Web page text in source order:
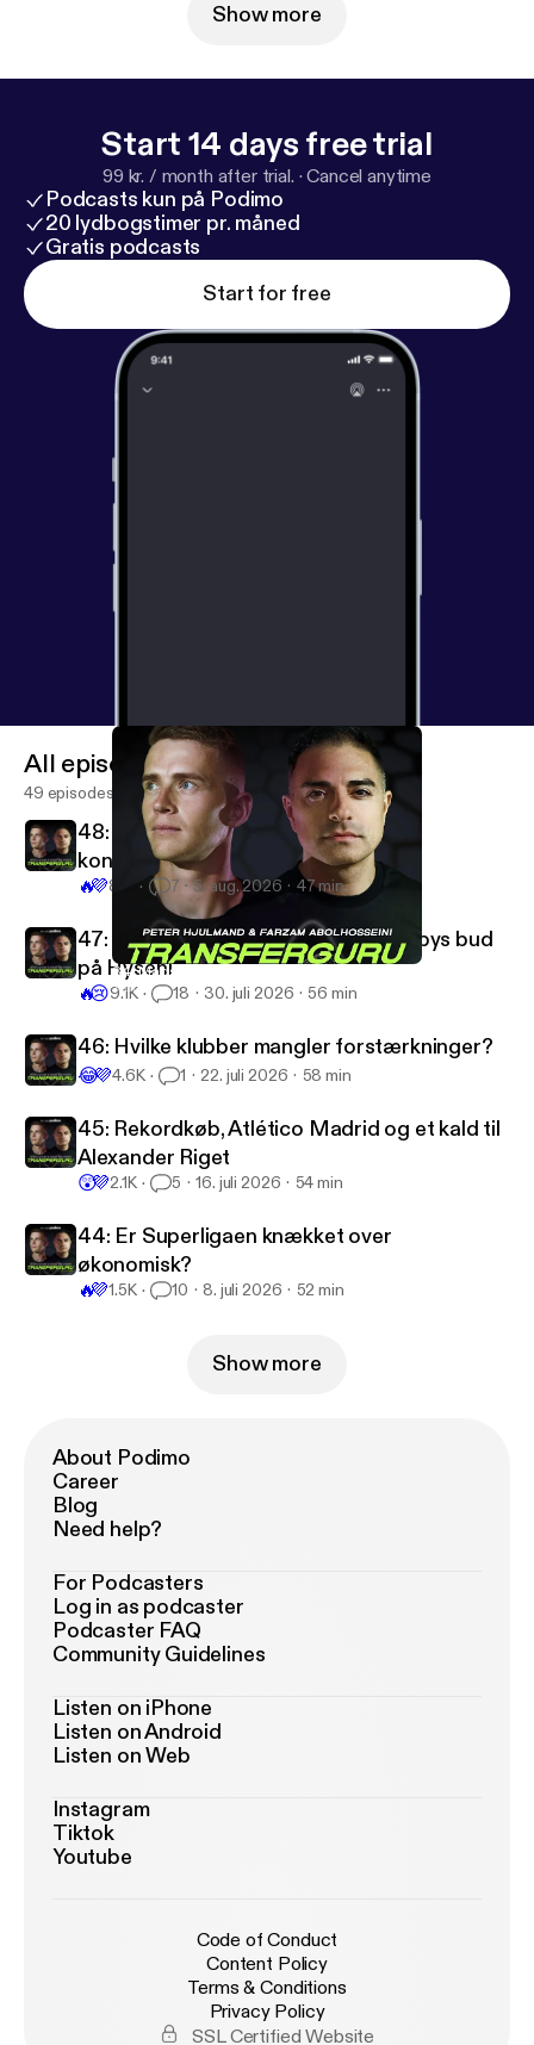
Show more
Start 14 days free trial
99 kr. / month after trial. ·Cancel anytime
Podcasts kun på Podimo
20 lydbogstimer pr. måned
Gratis podcasts
Start for free
34: Mads Bach Lund om livet som agent
Transferguru
All episodes
49 episodes
48: Er transferjournalistik blevet en
konkurrencesport?
🔥💜821 7 5. aug. 2026 47 min
47: Celtic-rekord til Høgh og Brøndbys bud
på Hyseni
🔥😢9.1K 18 30. juli 2026 56 min
46: Hvilke klubber mangler forstærkninger?
😂💜4.6K 1 22. juli 2026 58 min
45: Rekordkøb, Atlético Madrid og et kald til
Alexander Riget
😲💜2.1K 5 16. juli 2026 54 min
44: Er Superligaen knækket over
økonomisk?
🔥💜1.5K 10 8. juli 2026 52 min
Show more
About Podimo
Career
Blog
Need help?
For Podcasters
Log in as podcaster
Podcaster FAQ
Community Guidelines
Listen on iPhone
Listen on Android
Listen on Web
Instagram
Tiktok
Youtube
Code of Conduct
Content Policy
Terms & Conditions
Privacy Policy
SSL Certified Website